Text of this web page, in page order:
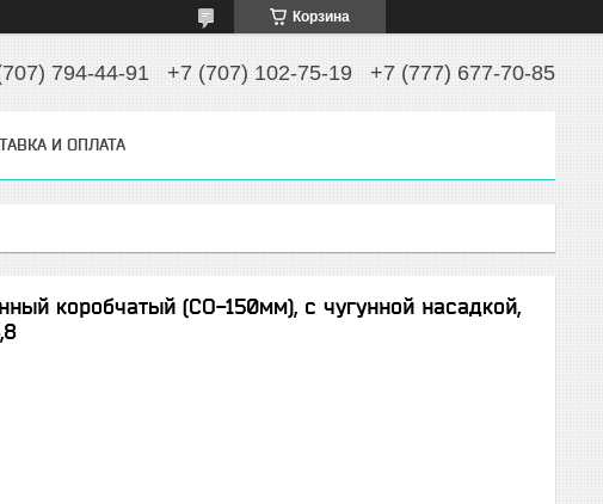
Корзина
794-44-91 +7 (707) 102-75-19 +7 (777) 677-70-85
И ОПЛАТА
коробчатый (СО-150мм), с чугунной насадкой,